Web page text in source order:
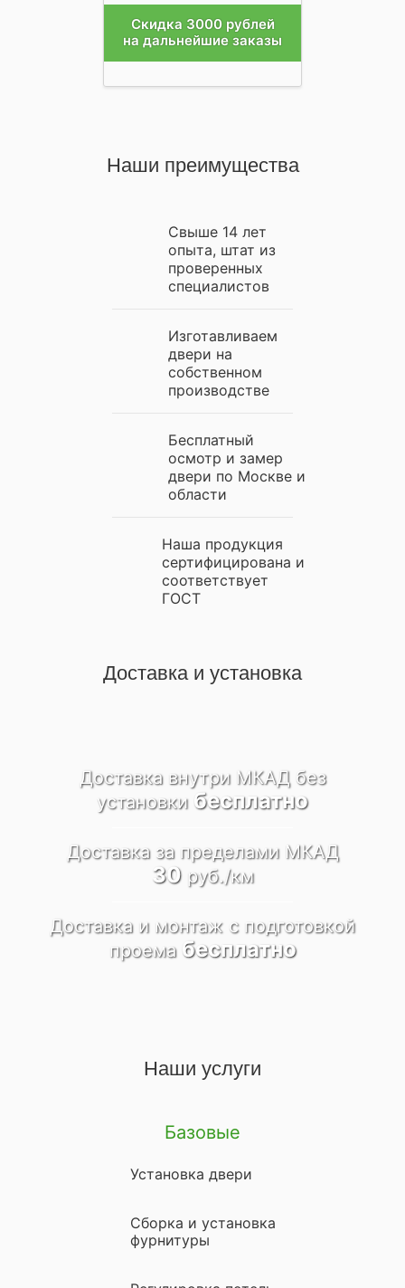
Скидка 3000 рублей
на дальнейшие заказы
Наши преимущества
Свыше 14 лет
опыта, штат из
проверенных
специалистов
Изготавливаем
двери на
собственном
производстве
Бесплатный
осмотр и замер
двери по Москве и
области
Наша продукция
сертифицирована и
соответствует
ГОСТ
Доставка и установка
Доставка внутри МКАД без
установки бесплатно
Доставка за пределами МКАД
30руб./км
Доставка и монтаж c подготовкой
проема бесплатно
Наши услуги
Базовые
Установка двери
Сборка и установка
фурнитуры